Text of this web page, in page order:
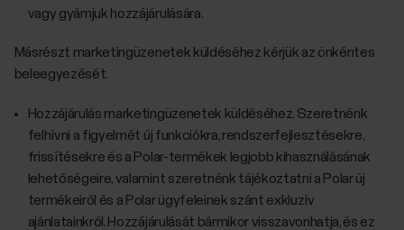
vagy gyámjuk hozzájárulására.
Másrészt marketingüzenetek küldéséhez kérjük az önkéntes
beleegyezését.
Hozzájárulás marketingüzenetek küldéséhez. Szeretnénk
felhívni a figyelmét új funkciókra, rendszerfejlesztésekre,
frissítésekre és a Polar-termékek legjobb kihasználásának
lehetőségeire, valamint szeretnénk tájékoztatni a Polar új
termékeiről és a Polar ügyfeleinek szánt exkluzív
ajánlatainkról. Hozzájárulását bármikor visszavonhatja, és ez